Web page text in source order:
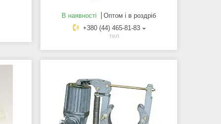
В наявності
Оптом і в роздріб
+380 (44) 465-81-83
тел